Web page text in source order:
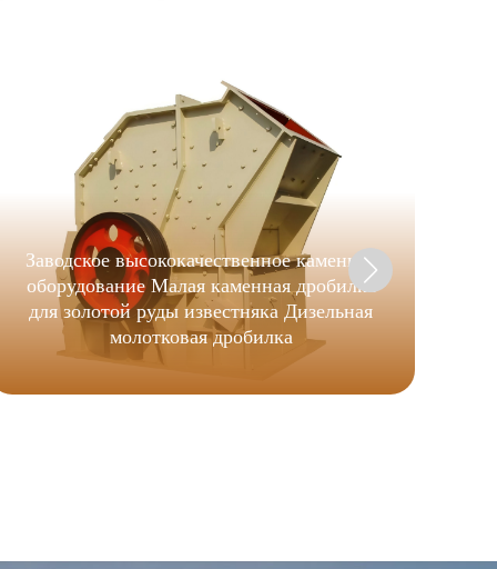
Заводское высококачественное каменное
оборудование Малая каменная дробилка
для золотой руды известняка Дизельная
молотковая дробилка